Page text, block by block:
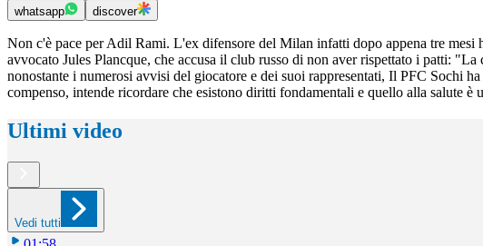
whatsapp discover
Non c'è pace per Adil Rami. L'ex difensore del Milan infatti dopo appena tre
avvocato Jules Plancque, che accusa il club russo di non aver rispettato i patti:
nonostante i numerosi avvisi del giocatore e dei suoi rappresentati, Il PFC Sochi
compenso, intende ricordare che esistono diritti fondamentali e quello alla salute è
Ultimi video
Vedi tutti